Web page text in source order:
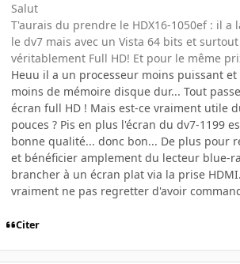
Salut
T'aurais du prendre le HDX16-1050ef : il a
le dv7 mais avec un Vista 64 bits et
véritablement Full HD! Et pour le même
Heuu il a un processeur moins puissant
moins de mémoire disque dur... Tout
écran full HD ! Mais est-ce vraiment utile
pouces ? Pis en plus l'écran du dv7-1199
bonne qualité... donc bon... De plus pour
et bénéficier amplement du lecteur blue-
brancher à un écran plat via la prise
vraiment ne pas regretter d'avoir
Citer